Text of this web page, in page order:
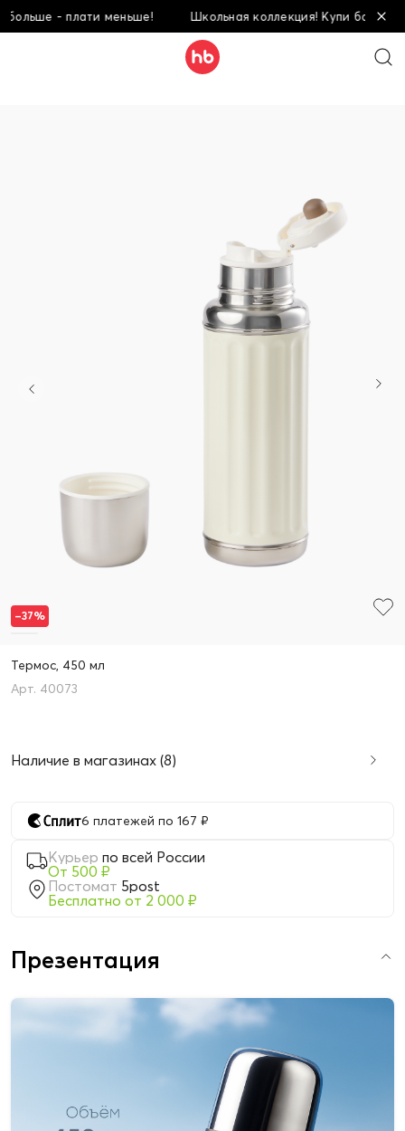
- плати меньше! Школьная коллекция! Купи больше -
Термос, 450 мл
40073
Наличие в магазинах (8)
6 платежей по 167 ₽
Курьер по всей России
От 500 ₽
Постомат 5post
Бесплатно от 2 000 ₽
–37%
Презентация